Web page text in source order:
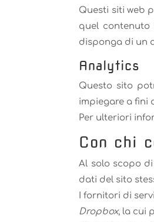
Questi siti web
quel contenuto
disponga di un
Analytics
Questo sito
impiegare a fini
Per ulteriori
Con chi
Al solo scopo
dati del sito
I fornitori di
Dropbox, la cui